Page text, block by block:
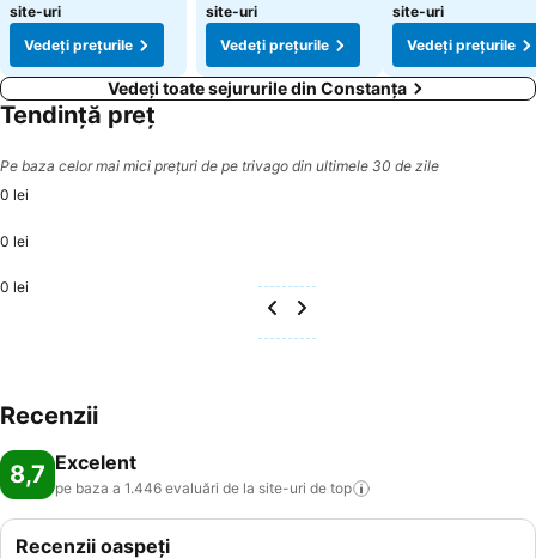
site-uri
Vedeți prețurile
site-uri
Vedeți prețurile
site-uri
Vedeți prețurile
Vedeți toate sejururile din Constanța
Tendință preț
Pe baza celor mai mici prețuri de pe trivago din ultimele 30 de zile
0 lei
0 lei
0 lei
Recenzii
8,7 Excelent
pe baza a 1.446 evaluări de la site-uri de top
Recenzii oaspeți